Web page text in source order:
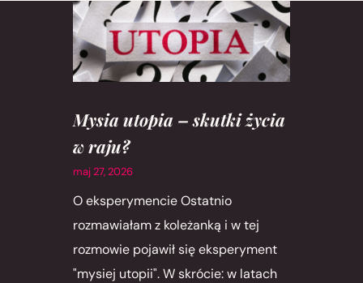
Mysia utopia – skutki życia
w raju?
maj 27, 2026
O eksperymencie Ostatnio
rozmawiałam z koleżanką i w tej
rozmowie pojawił się eksperyment
"mysiej utopii". W skrócie: w latach